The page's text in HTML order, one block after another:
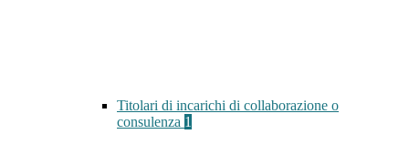
Titolari di incarichi di collaborazione o
consulenza 1